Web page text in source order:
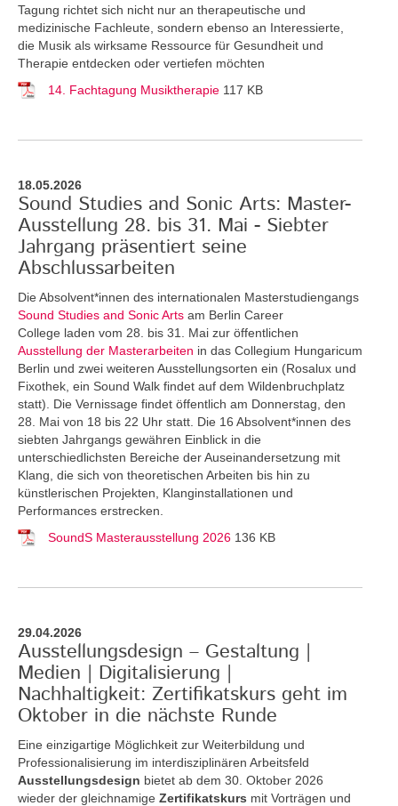
Tagung richtet sich nicht nur an therapeutische und
medizinische Fachleute, sondern ebenso an Interessierte,
die Musik als wirksame Ressource für Gesundheit und
Therapie entdecken oder vertiefen möchten
14. Fachtagung Musiktherapie 117 KB
18.05.2026
Sound Studies and Sonic Arts: Master-
Ausstellung 28. bis 31. Mai - Siebter
Jahrgang präsentiert seine
Abschlussarbeiten
Die Absolvent*innen des internationalen Masterstudiengangs
Sound Studies and Sonic Arts am Berlin Career
College laden vom 28. bis 31. Mai zur öffentlichen
Ausstellung der Masterarbeiten in das Collegium Hungaricum
Berlin und zwei weiteren Ausstellungsorten ein (Rosalux und
Fixothek, ein Sound Walk findet auf dem Wildenbruchplatz
statt). Die Vernissage findet öffentlich am Donnerstag, den
28. Mai von 18 bis 22 Uhr statt. Die 16 Absolvent*innen des
siebten Jahrgangs gewähren Einblick in die
unterschiedlichsten Bereiche der Auseinandersetzung mit
Klang, die sich von theoretischen Arbeiten bis hin zu
künstlerischen Projekten, Klanginstallationen und
Performances erstrecken.
SoundS Masterausstellung 2026 136 KB
29.04.2026
Ausstellungsdesign – Gestaltung |
Medien | Digitalisierung |
Nachhaltigkeit: Zertifikatskurs geht im
Oktober in die nächste Runde
Eine einzigartige Möglichkeit zur Weiterbildung und
Professionalisierung im interdisziplinären Arbeitsfeld
Ausstellungsdesign bietet ab dem 30. Oktober 2026
wieder der gleichnamige Zertifikatskurs mit Vorträgen und